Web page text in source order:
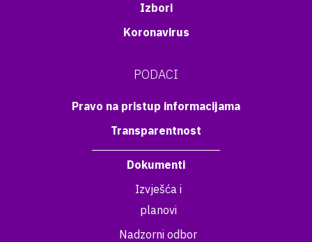
Izbori
Koronavirus
PODACI
Pravo na pristup informacijama
Transparentnost
Dokumenti
Izvješća i
planovi
Nadzorni odbor